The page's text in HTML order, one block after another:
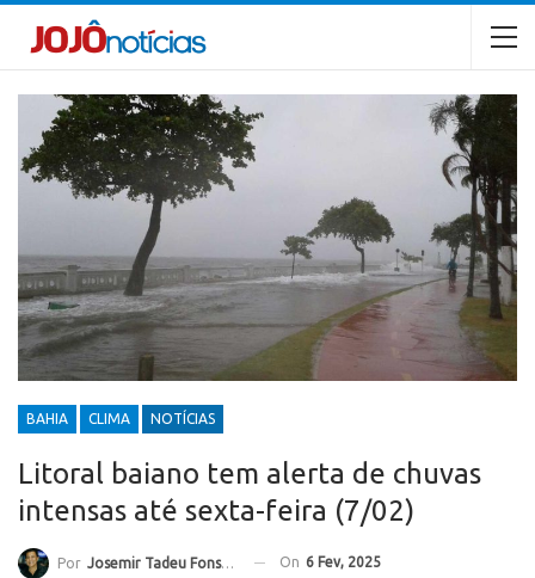
BAHIA CLIMA NOTÍCIAS
Litoral baiano tem alerta de chuvas
intensas até sexta-feira (7/02)
Por Josemir Tadeu Fonseca On 6 Fev, 2025